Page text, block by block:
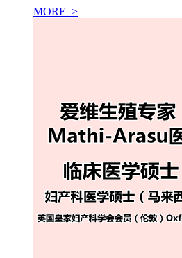
MORE >